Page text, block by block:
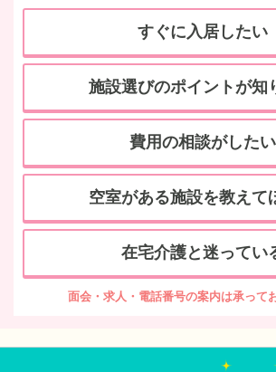
すぐに入居したい
施設選びのポイントが知
費用の相談がしたい
空室がある施設を教えて
在宅介護と迷ってい
面会・求人・電話番号の案内は承って